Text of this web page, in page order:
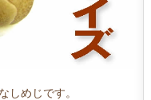
しめじです。